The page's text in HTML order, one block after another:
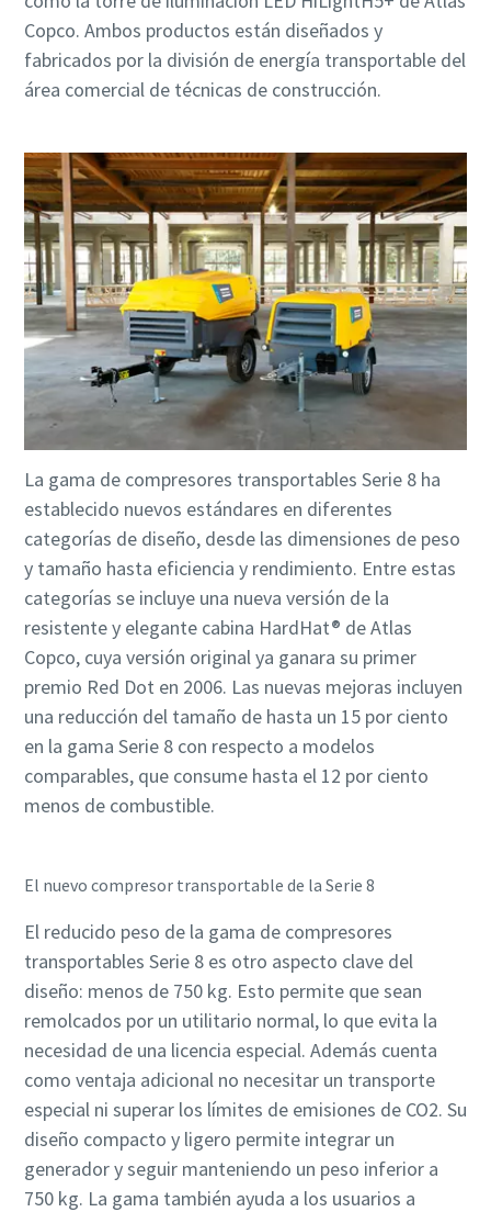
Copco. Ambos productos están diseñados y
fabricados por la división de energía transportable del
área comercial de técnicas de construcción.
La gama de compresores transportables Serie 8 ha
establecido nuevos estándares en diferentes
categorías de diseño, desde las dimensiones de peso
y tamaño hasta eficiencia y rendimiento. Entre estas
categorías se incluye una nueva versión de la
resistente y elegante cabina HardHat® de Atlas
Copco, cuya versión original ya ganara su primer
premio Red Dot en 2006. Las nuevas mejoras incluyen
una reducción del tamaño de hasta un 15 por ciento
en la gama Serie 8 con respecto a modelos
comparables, que consume hasta el 12 por ciento
menos de combustible.
El nuevo compresor transportable de la Serie 8
El reducido peso de la gama de compresores
transportables Serie 8 es otro aspecto clave del
diseño: menos de 750 kg. Esto permite que sean
remolcados por un utilitario normal, lo que evita la
necesidad de una licencia especial. Además cuenta
como ventaja adicional no necesitar un transporte
especial ni superar los límites de emisiones de CO2. Su
diseño compacto y ligero permite integrar un
generador y seguir manteniendo un peso inferior a
750 kg. La gama también ayuda a los usuarios a